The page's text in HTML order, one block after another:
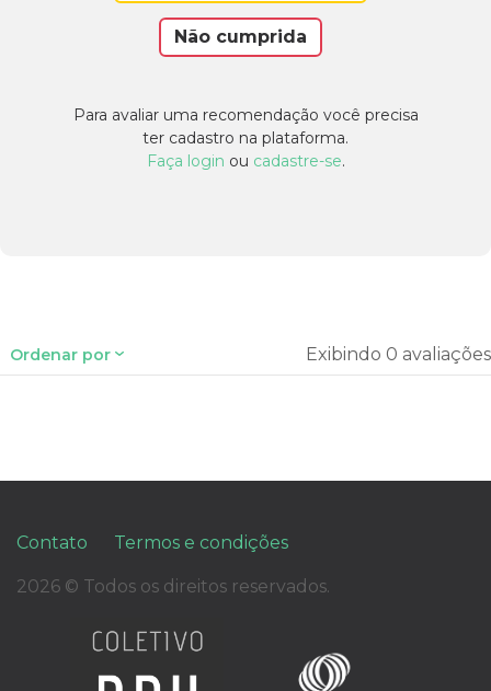
Não cumprida
Para avaliar uma recomendação você precisa
ter cadastro na plataforma.
Faça login ou cadastre-se.
Ordenar por Exibindo 0 avaliações
Contato Termos e condições
2026 © Todos os direitos reservados.